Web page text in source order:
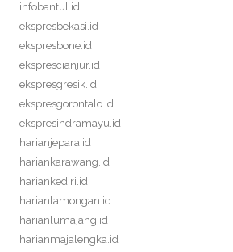
infobantul.id
ekspresbekasi.id
ekspresbone.id
eksprescianjur.id
ekspresgresik.id
ekspresgorontalo.id
ekspresindramayu.id
harianjepara.id
hariankarawang.id
hariankediri.id
harianlamongan.id
harianlumajang.id
harianmajalengka.id